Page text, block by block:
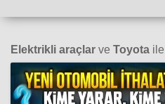
Elektrikli araçlar ve Toyota